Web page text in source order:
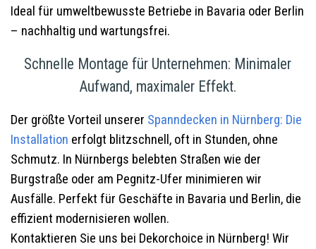
Ideal für umweltbewusste Betriebe in Bavaria oder Berlin
– nachhaltig und wartungsfrei.
Schnelle Montage für Unternehmen: Minimaler
Aufwand, maximaler Effekt.
Der größte Vorteil unserer Spanndecken in Nürnberg: Die
Installation erfolgt blitzschnell, oft in Stunden, ohne
Schmutz. In Nürnbergs belebten Straßen wie der
Burgstraße oder am Pegnitz-Ufer minimieren wir
Ausfälle. Perfekt für Geschäfte in Bavaria und Berlin, die
effizient modernisieren wollen.
Kontaktieren Sie uns bei Dekorchoice in Nürnberg! Wir